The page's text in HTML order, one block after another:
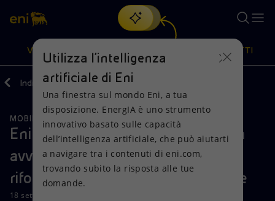
Cerca
scopri EnergIA, la nostra nuova soluzione di intelligenza
artificiale.
VISIONE
Visione
Mission e valori
Persone e Partnership
Azioni
Diversificazione energetica
Tecnologie per la transizione
PRODOTTI
Prodotti
Casa
Imprese
Indietro Media News
MOBILITÀ SOSTENIBILE
Eni e AGSM AIM, a Porto Marghera
avviati i lavori per la stazione di
rifornimento di idrogeno rinnovabile
18 settembre 2025 - 12:00 CEST
Utilizza l'intelligenza
artificiale di Eni
Una finestra sul mondo Eni, a tua
disposizione. EnergIA è uno strumento
innovativo basato sulle capacità
dell’intelligenza artificiale, che può aiutarti
a navigare tra i contenuti di eni.com,
trovando subito la risposta alle tue
domande.